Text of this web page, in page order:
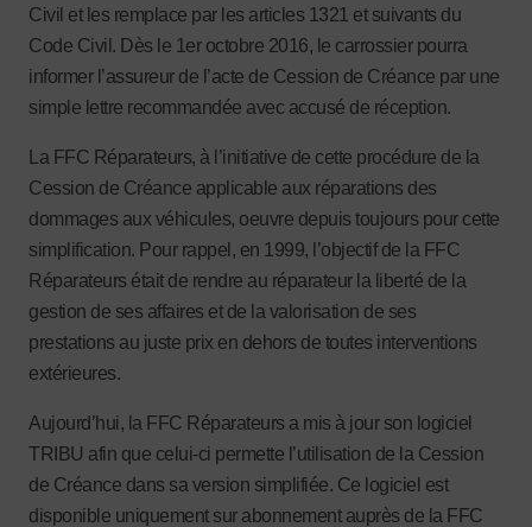
Civil et les remplace par les articles 1321 et suivants du
Code Civil. Dès le 1 er octobre 2016, le carrossier pourra
informer l’assureur de l’acte de Cession de Créance par une
simple lettre recommandée avec accusé de réception.
La FFC Réparateurs, à l’initiative de cette procédure de la
Cession de Créance applicable aux réparations des
dommages aux véhicules, oeuvre depuis toujours pour cette
simplification. Pour rappel, en 1999, l’objectif de la FFC
Réparateurs était de rendre au réparateur la liberté de la
gestion de ses affaires et de la valorisation de ses
prestations au juste prix en dehors de toutes interventions
extérieures.
Aujourd’hui, la FFC Réparateurs a mis à jour son logiciel
TRIBU afin que celui-ci permette l’utilisation de la Cession
de Créance dans sa version simplifiée. Ce logiciel est
disponible uniquement sur abonnement auprès de la FFC